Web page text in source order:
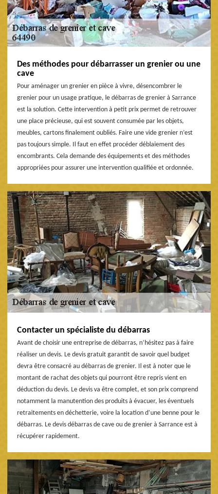
Des méthodes pour débarrasser un grenier ou une
cave
Pour aménager un grenier en pièce à vivre, désencombrer le
grenier pour un usage pratique, le débarras de grenier à Sarrance
est la solution. Cette intervention à petit prix permet de retrouver
une place précieuse, qui est souvent consumée par les objets,
meubles, cartons finalement oubliés. Faire une vide grenier n’est
pas toujours simple. Il faut en effet procéder déblaiement des
encombrants. Cela demande des équipements et des méthodes
appropriées pour assurer une intervention qualifiée et ordonnée.
Contacter un spécialiste du débarras
Avant de choisir une entreprise de débarras, n’hésitez pas à faire
réaliser un devis. Le devis gratuit garantit de savoir quel budget
devra être consacré au débarras de grenier. Il est à noter que le
montant de rachat des objets qui pourront être repris vient en
déduction du devis. Le devis va être complet, et son prix comprend
notamment la manutention des produits à évacuer, les éventuels
retraitements en déchetterie, voire la location d’une benne pour le
débarras. Le devis débarras de cave ou de grenier à Sarrance est à
récupérer rapidement.